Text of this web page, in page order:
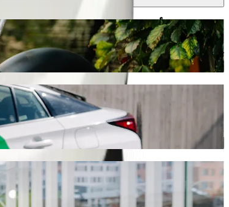
سكوترات أو دراجات كهربائية
تنقّل في بوتشيفستروم باستخدام سكوتر أو دراجة كهربائية
حمّل تطبيق Bolt
سنوفر لك السيارة الأنسب.
حمّل تطبيق Bolt
خدمات Bolt للانتقال من Riverwalk Shopping Centre إلى Green Meadows
هل لديك الكثير من الأمتعة؟ احجز مركبة من فئة Bolt XL تتسع لما يصل إلى 6 أشخاص.